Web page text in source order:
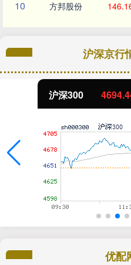
10 方邦股份
沪深京行
沪深300
优配